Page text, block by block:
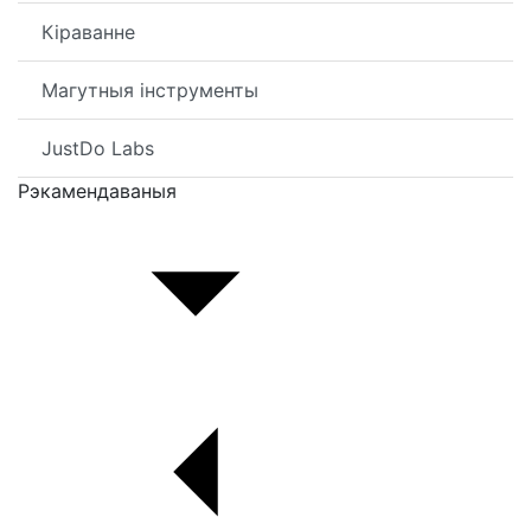
Кіраванне
Магутныя інструменты
JustDo Labs
Рэкамендаваныя